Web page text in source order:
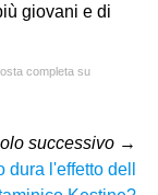
giovani e di
completa su
successivo →
dura l'effetto dell